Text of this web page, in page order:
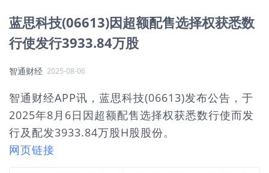
蓝思科技(06613)因超额配售选择权获悉数
行使发行3933.84万股
智通财经 2025-08-06
智通财经APP讯，蓝思科技(06613)发布公告，于
2025年8月6日因超额配售选择权获悉数行使而发
行及配发3933.84万股H股股份。
网页链接